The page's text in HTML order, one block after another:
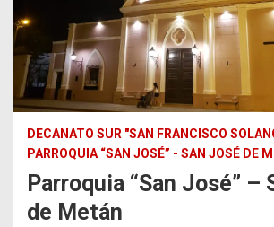
DECANATO SUR "SAN FRANCISCO
PARROQUIA “SAN JOSÉ” - SAN JOSÉ DE
Parroquia “San José” –
de Metán